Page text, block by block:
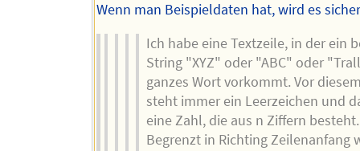
Wenn man Beispieldaten hat, wird es
Ich habe eine Textzeile, in der ein
String "XYZ" oder "ABC" oder
ganzes Wort vorkommt. Vor
steht immer ein Leerzeichen und
eine Zahl, die aus n Ziffern besteht.
Begrenzt in Richting Zeilenanfang